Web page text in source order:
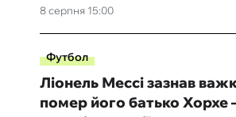
8 серпня 15:00
Футбол
Ліонель Мессі зазнав
помер його батько Хорхе